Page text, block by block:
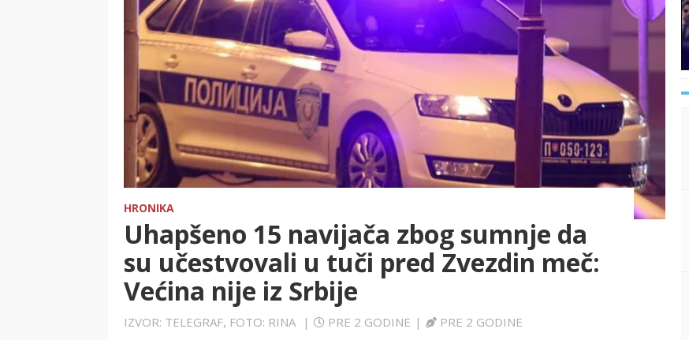
HRONIKA
Uhapšeno 15 navijača zbog sumnje da
su učestvovali u tuči pred Zvezdin meč:
Većina nije iz Srbije
IZVOR: TELEGRAF, FOTO: RINA | PRE 2 GODINE | PRE 2 GODINE